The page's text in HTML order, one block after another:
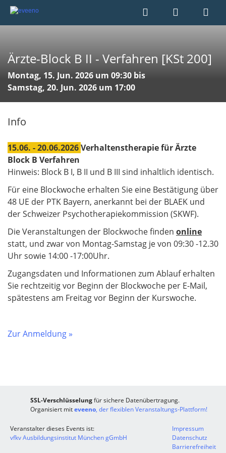
Ärzte-Block B II - Verfahren [KSt 200]
Montag, 15. Jun. 2026 um 09:30 bis
Samstag, 20. Jun. 2026 um 17:00
Info
15.06. - 20.06.2026Verhaltenstherapie für Ärzte
Block B Verfahren
Hinweis: Block B I, B II und B III sind inhaltlich identisch.
Für eine Blockwoche erhalten Sie eine Bestätigung über
48 UE der PTK Bayern, anerkannt bei der BLAEK und
der Schweizer Psychotherapiekommission (SKWF).
Die Veranstaltungen der Blockwoche finden online
statt, und zwar von Montag-Samstag je von 09:30 -12.30
Uhr sowie 14:00 -17:00Uhr.
Zugangsdaten und Informationen zum Ablauf erhalten
Sie rechtzeitig vor Beginn der Blockwoche per E-Mail,
spätestens am Freitag vor Beginn der Kurswoche.
Zur Anmeldung »
SSL-Verschlüsselungfür sichere Datenübertragung.
Organisiert miteveeno, der flexiblen Veranstaltungs-Plattform!
Veranstalter dieses Events ist:
vfkv Ausbildungsinstitut München gGmbH
Impressum
Datenschutz
Barrierefreiheit